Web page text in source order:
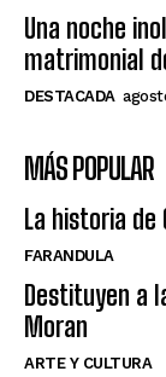
Una noche
matrimonial
DESTACADA
MÁS POPULAR
La historia de
FARANDULA
Destituyen a
Moran
ARTE Y CULTURA